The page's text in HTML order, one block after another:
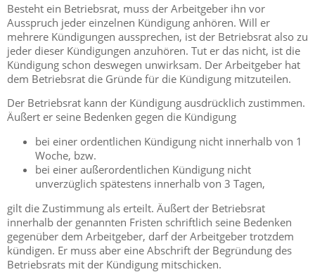
Besteht ein Betriebsrat, muss der Arbeitgeber ihn vor
Ausspruch jeder einzelnen Kündigung anhören. Will er
mehrere Kündigungen aussprechen, ist der Betriebsrat also zu
jeder dieser Kündigungen anzuhören. Tut er das nicht, ist die
Kündigung schon deswegen unwirksam. Der Arbeitgeber hat
dem Betriebsrat die Gründe für die Kündigung mitzuteilen.
Der Betriebsrat kann der Kündigung ausdrücklich zustimmen.
Äußert er seine Bedenken gegen die Kündigung
bei einer ordentlichen Kündigung nicht innerhalb von 1
Woche, bzw.
bei einer außerordentlichen Kündigung nicht
unverzüglich spätestens innerhalb von 3 Tagen,
gilt die Zustimmung als erteilt. Äußert der Betriebsrat
innerhalb der genannten Fristen schriftlich seine Bedenken
gegenüber dem Arbeitgeber, darf der Arbeitgeber trotzdem
kündigen. Er muss aber eine Abschrift der Begründung des
Betriebsrats mit der Kündigung mitschicken.